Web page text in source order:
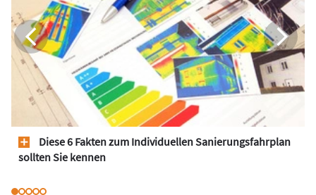
Diese 6 Fakten zum Individuellen Sanierungsfahrplan
sollten Sie kennen